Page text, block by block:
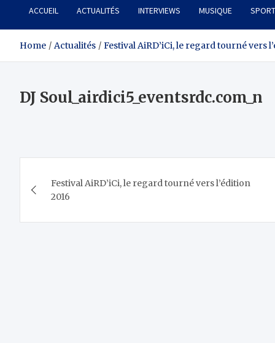
ACCUEIL ACTUALITÉS INTERVIEWS MUSIQUE SPORT
Home Actualités Festival AiRD’iCi, le regard tourné vers
DJ Soul_airdici5_eventsrdc.com_n
de
l’article
Festival AiRD’iCi, le regard tourné vers l’édition
2016